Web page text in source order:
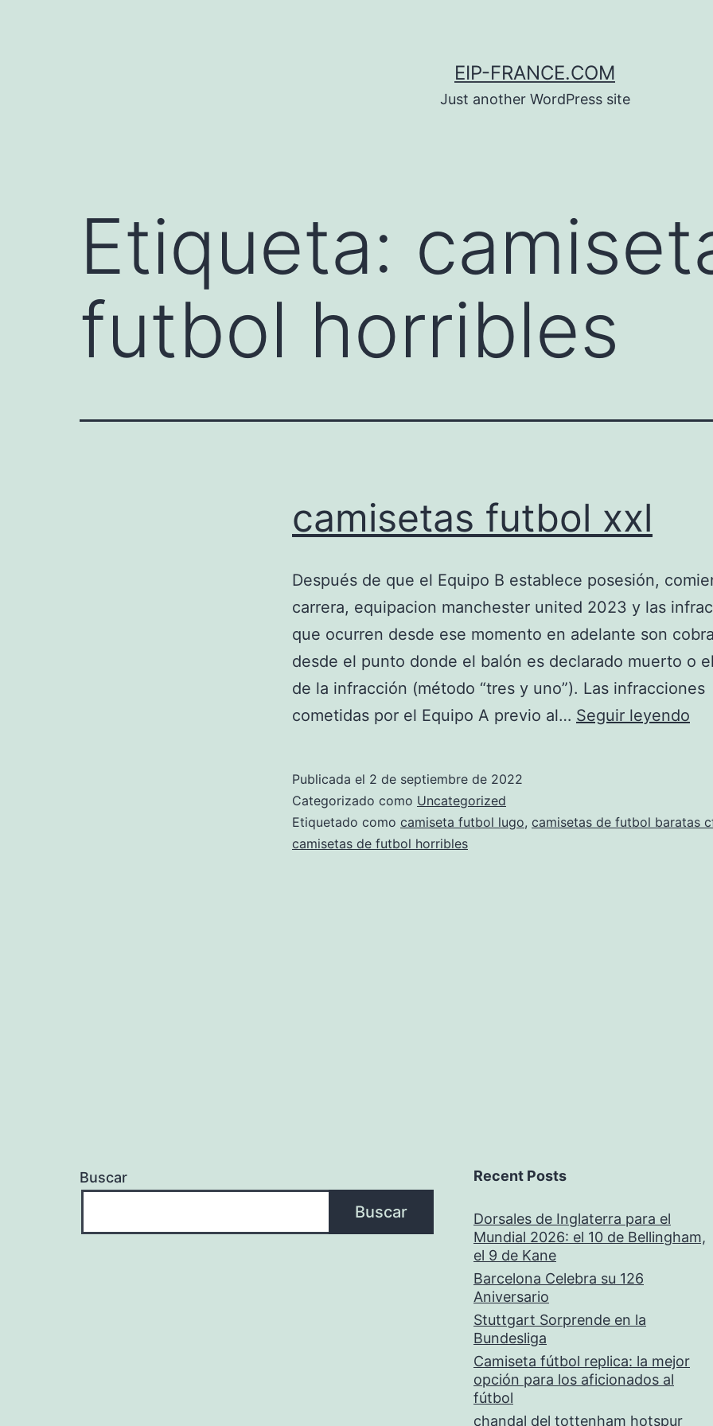
EIP-FRANCE.COM
Just another WordPress site
Etiqueta:
futbol horribles
camisetas futbol xxl
Después de que el Equipo B establece posesión,
carrera, equipacion manchester united 2023 y las
que ocurren desde ese momento en adelante son
desde el punto donde el balón es declarado muerto o
de la infracción (método “tres y uno”). Las infracciones
cometidas por el Equipo A previo al… Seguir leyendo
Publicada el 2 de septiembre de 2022
Categorizado como Uncategorized
Etiquetado como camiseta futbol lugo, camisetas de futbol baratas
camisetas de futbol horribles
Buscar
Buscar
Recent Posts
Dorsales de Inglaterra para el
Mundial 2026: el 10 de Bellingham,
el 9 de Kane
Barcelona Celebra su 126
Aniversario
Stuttgart Sorprende en la
Bundesliga
Camiseta fútbol replica: la mejor
opción para los aficionados al
fútbol
chandal del tottenham hotspur